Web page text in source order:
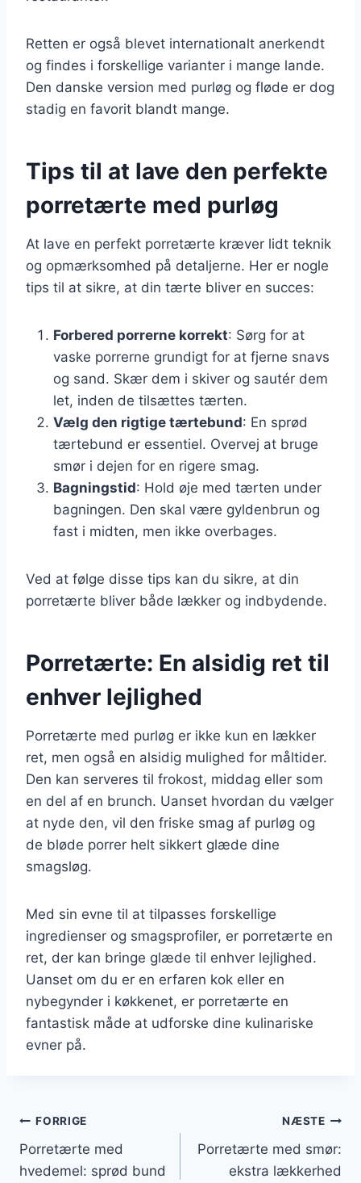
Retten er også blevet internationalt anerkendt
og findes i forskellige varianter i mange lande.
Den danske version med purløg og fløde er dog
stadig en favorit blandt mange.
Tips til at lave den perfekte
porretærte med purløg
At lave en perfekt porretærte kræver lidt teknik
og opmærksomhed på detaljerne. Her er nogle
tips til at sikre, at din tærte bliver en succes:
Forbered porrerne korrekt: Sørg for at
vaske porrerne grundigt for at fjerne snavs
og sand. Skær dem i skiver og sautér dem
let, inden de tilsættes tærten.
Vælg den rigtige tærtebund: En sprød
tærtebund er essentiel. Overvej at bruge
smør i dejen for en rigere smag.
Bagningstid: Hold øje med tærten under
bagningen. Den skal være gyldenbrun og
fast i midten, men ikke overbages.
Ved at følge disse tips kan du sikre, at din
porretærte bliver både lækker og indbydende.
Porretærte: En alsidig ret til
enhver lejlighed
Porretærte med purløg er ikke kun en lækker
ret, men også en alsidig mulighed for måltider.
Den kan serveres til frokost, middag eller som
en del af en brunch. Uanset hvordan du vælger
at nyde den, vil den friske smag af purløg og
de bløde porrer helt sikkert glæde dine
smagsløg.
Med sin evne til at tilpasses forskellige
ingredienser og smagsprofiler, er porretærte en
ret, der kan bringe glæde til enhver lejlighed.
Uanset om du er en erfaren kok eller en
nybegynder i køkkenet, er porretærte en
fantastisk måde at udforske dine kulinariske
evner på.
Indlægsnavigation
FORRIGE
Porretærte med
hvedemel: sprød bund
NÆSTE
Porretærte med smør:
ekstra lækkerhed